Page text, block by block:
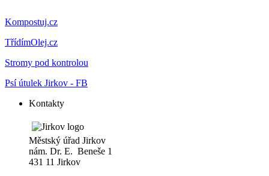
Kompostuj.cz
TřídímOlej.cz
Stromy pod kontrolou
Psí útulek Jirkov - FB
Kontakty
Městský úřad Jirkov
nám. Dr. E. Beneše 1
431 11 Jirkov